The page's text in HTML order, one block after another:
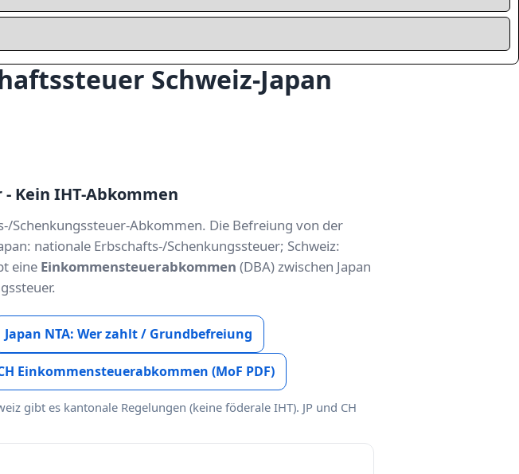
Schweiz-Japan
Kein IHT-Abkommen
Schenkungssteuer-Abkommen. Die Befreiung von der
nationale Erbschafts-/Schenkungssteuer; Schweiz:
eine Einkommensteuerabkommen (DBA) zwischen Japan
Japan NTA: Wer zahlt / Grundbefreiung
Einkommensteuerabkommen (MoF PDF)
gibt es kantonale Regelungen (keine föderale IHT). JP und CH